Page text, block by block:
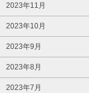
2023年11月
2023年10月
2023年9月
2023年8月
2023年7月